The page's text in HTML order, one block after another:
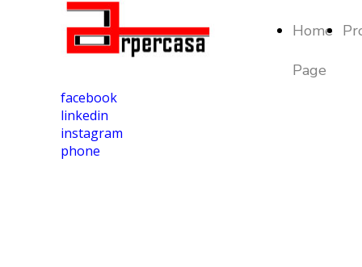
Home
Page
facebook
linkedin
instagram
phone